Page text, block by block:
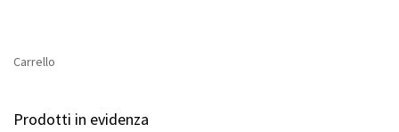
Carrello
Prodotti in evidenza